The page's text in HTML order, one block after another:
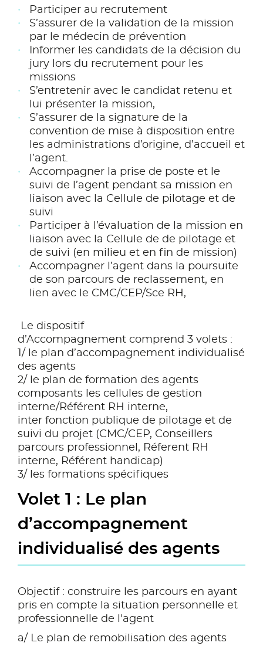
Participer au recrutement
S’assurer de la validation de la mission
par le médecin de prévention
Informer les candidats de la décision du
jury lors du recrutement pour les
missions
S’entretenir avec le candidat retenu et
lui présenter la mission,
S’assurer de la signature de la
convention de mise à disposition entre
les administrations d’origine, d’accueil et
l’agent.
Accompagner la prise de poste et le
suivi de l’agent pendant sa mission en
liaison avec la Cellule de pilotage et de
suivi
Participer à l’évaluation de la mission en
liaison avec la Cellule de de pilotage et
de suivi (en milieu et en fin de mission)
Accompagner l’agent dans la poursuite
de son parcours de reclassement, en
lien avec le CMC/CEP/Sce RH,
Le dispositif
d’Accompagnement comprend 3 volets :
1/ le plan d’accompagnement individualisé
des agents
2/ le plan de formation des agents
composants les cellules de gestion
interne/Référent RH interne,
inter fonction publique de pilotage et de
suivi du projet (CMC/CEP, Conseillers
parcours professionnel, Réferent RH
interne, Référent handicap)
3/ les formations spécifiques
Volet 1 : Le plan
d’accompagnement
individualisé des agents
Objectif : construire les parcours en ayant
pris en compte la situation personnelle et
professionnelle de l'agent
a/ Le plan de remobilisation des agents